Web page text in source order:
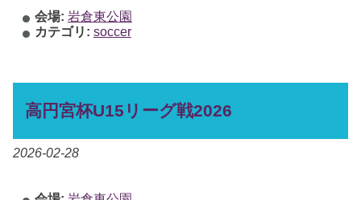
会場: 岩倉東公園
カテゴリ: soccer
高円宮杯U15リーグ戦2026
2026-02-28